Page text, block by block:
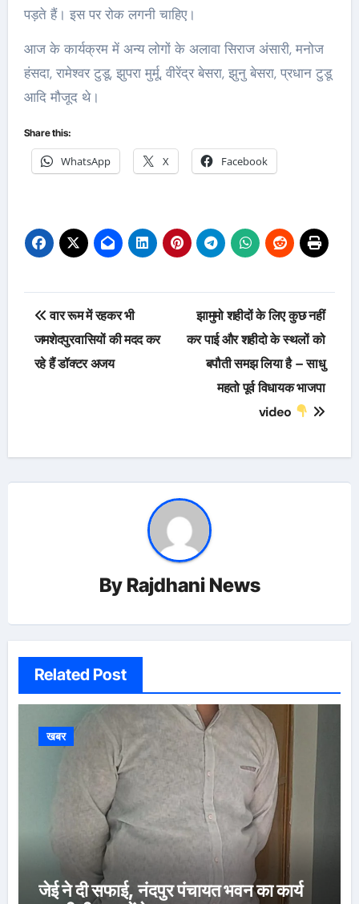
पड़ते हैं। इस पर रोक लगनी चाहिए।
आज के कार्यक्रम में अन्य लोगों के अलावा सिराज अंसारी, मनोज
हंसदा, रामेश्वर टुडू, झुपरा मुर्मू, वीरेंद्र बेसरा, झुनु बेसरा, प्रधान टुडू
आदि मौजूद थे।
Share this:
WhatsApp X Facebook
Post
navigation
वार रूम में रहकर भी
जमशेदपुरवासियों की मदद कर
रहे हैं डॉक्टर अजय
झामुमो शहीदों के लिए कुछ नहीं
कर पाई और शहीदो के स्थलों को
बपौती समझ लिया है – साधु
महतो पूर्व विधायक भाजपा
video
By Rajdhani News
Related Post
खबर
जेई ने दी सफाई, नंदपुर पंचायत भवन का कार्य